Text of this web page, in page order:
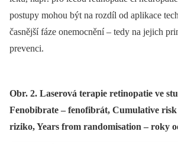
postupy mohou být na rozdíl od aplikace
časnější fáze onemocnění –⁠ tedy na jejich
prevenci.
Obr. 2. Laserová terapie retinopatie ve
Fenobibrate – fenofibrát, Cumulative
riziko, Years from randomisation – roky